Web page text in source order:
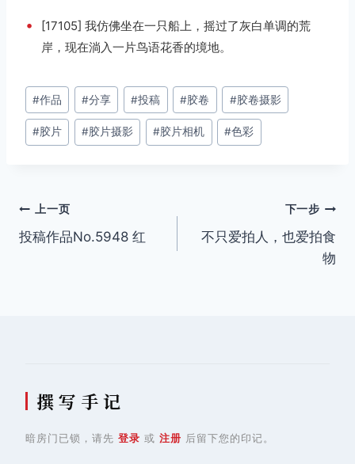
•
[17105] 我仿佛坐在一只船上，摇过了灰白单调的荒
岸，现在淌入一片鸟语花香的境地。
文
章
标
#作品 #分享 #投稿 #胶卷 #胶卷摄影
#胶片 #胶片摄影 #胶片相机 #色彩
文
章
上一页
投稿作品No.5948 红
下一步
不只爱拍人，也爱拍食
物
撰 写 手 记
暗房门已锁，请先 登录 或 注册 后留下您的印记。